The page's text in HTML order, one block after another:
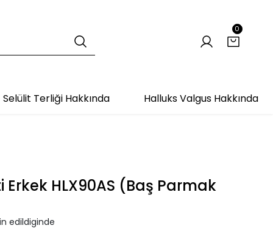
0
Selülit Terliği Hakkında Halluks Valgus Hakkında
HLX90AS (Baş Parmak
edildiginde